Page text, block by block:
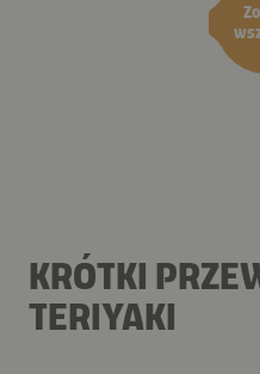
KRÓTKI
TERIYAKI